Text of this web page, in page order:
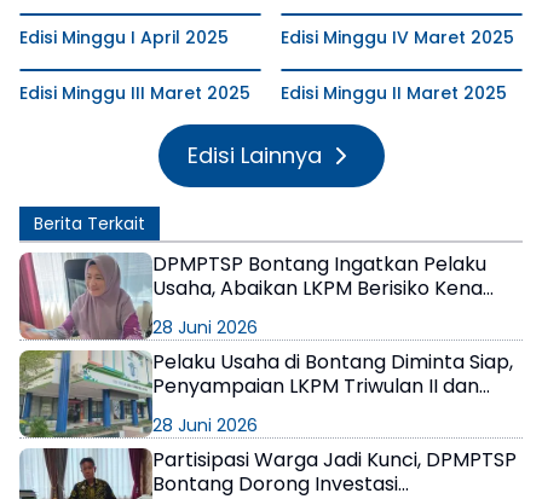
Edisi Minggu I April 2025 Edisi Minggu IV Maret 2025
Edisi Minggu III Maret 2025 Edisi Minggu II Maret 2025
Edisi Lainnya
Berita Terkait
DPMPTSP Bontang Ingatkan Pelaku
Usaha, Abaikan LKPM Berisiko Kena
28 Juni 2026
Pelaku Usaha di Bontang Diminta Siap,
Penyampaian LKPM Triwulan II dan
28 Juni 2026
Partisipasi Warga Jadi Kunci, DPMPTSP
Bontang Dorong Investasi